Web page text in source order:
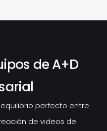
de A+D
perfecto entre
de videos de